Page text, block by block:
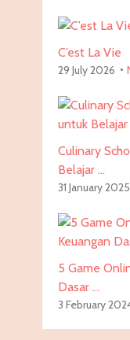
C’est La Vie
29 July 2026
Culinary
Belajar …
31 January 2025
5 Game
Dasar …
3 February